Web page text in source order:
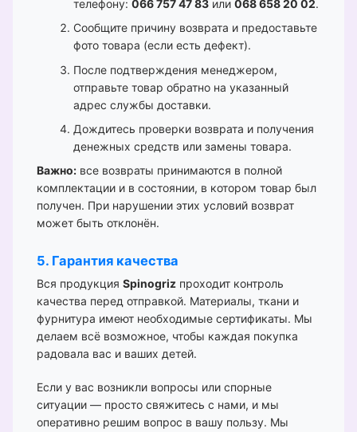
телефону: 066 757 47 83 или 068 658 20 02.
Сообщите причину возврата и предоставьте
фото товара (если есть дефект).
После подтверждения менеджером,
отправьте товар обратно на указанный
адрес службы доставки.
Дождитесь проверки возврата и получения
денежных средств или замены товара.
Важно: все возвраты принимаются в полной
комплектации и в состоянии, в котором товар был
получен. При нарушении этих условий возврат
может быть отклонён.
5. Гарантия качества
Вся продукция Spinogriz проходит контроль
качества перед отправкой. Материалы, ткани и
фурнитура имеют необходимые сертификаты. Мы
делаем всё возможное, чтобы каждая покупка
радовала вас и ваших детей.
Если у вас возникли вопросы или спорные
ситуации — просто свяжитесь с нами, и мы
оперативно решим вопрос в вашу пользу. Мы